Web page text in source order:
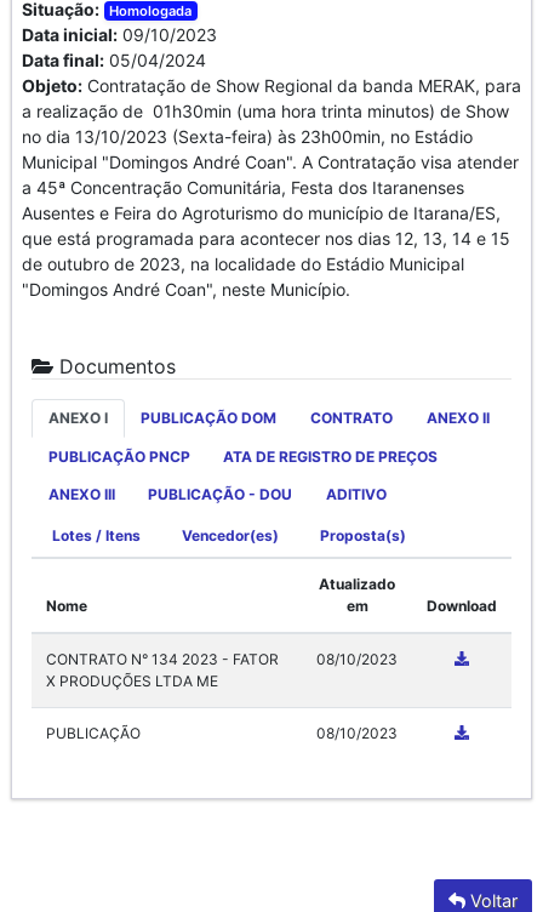
Situação: Homologada
Data inicial: 09/10/2023
Data final: 05/04/2024
Objeto: Contratação de Show Regional da banda MERAK, para
a realização de 01h30min (uma hora trinta minutos) de Show
no dia 13/10/2023 (Sexta-feira) às 23h00min, no Estádio
Municipal "Domingos André Coan". A Contratação visa atender
a 45ª Concentração Comunitária, Festa dos Itaranenses
Ausentes e Feira do Agroturismo do município de Itarana/ES,
que está programada para acontecer nos dias 12, 13, 14 e 15
de outubro de 2023, na localidade do Estádio Municipal
"Domingos André Coan", neste Município.
Documentos
ANEXO I PUBLICAÇÃO DOM CONTRATO ANEXO II
PUBLICAÇÃO PNCP ATA DE REGISTRO DE PREÇOS
ANEXO III PUBLICAÇÃO - DOU ADITIVO
Lotes / Itens Vencedor(es) Proposta(s)
Nome
Atualizado
em
Download
CONTRATO N° 134 2023 - FATOR
X PRODUÇÕES LTDA ME
08/10/2023
PUBLICAÇÃO 08/10/2023
Voltar